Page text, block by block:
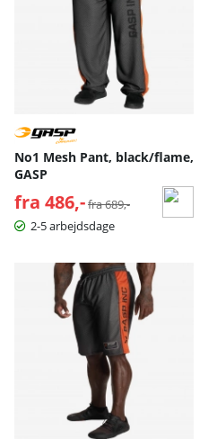
No1 Mesh Pant, black/flame,
GASP
fra 486,- Normalpris:
fra 689,-
2-5 arbejdsdage